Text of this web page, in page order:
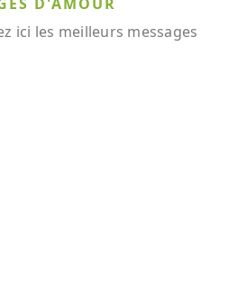
ici les meilleurs messages